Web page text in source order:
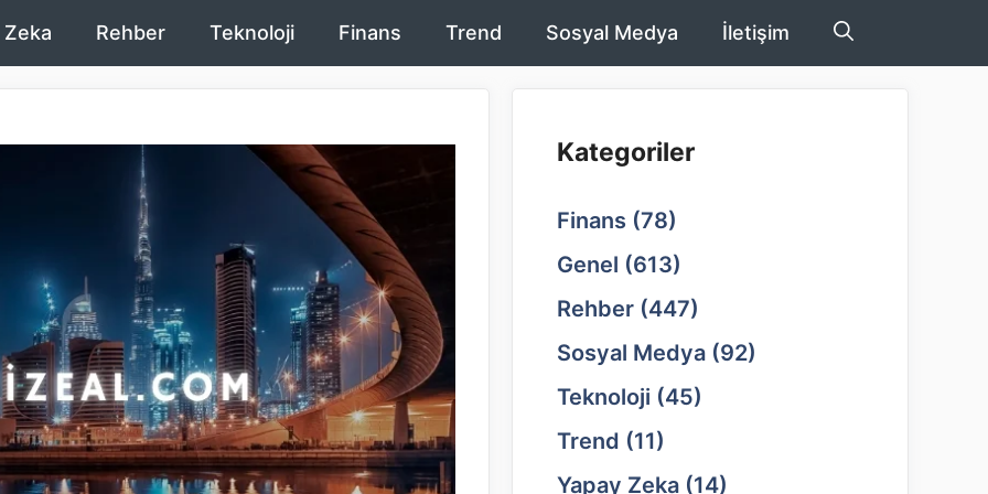
Zeka Rehber Teknoloji Finans Trend Sosyal Medya İletişim
Kategoriler
Finans (78)
Genel (613)
Rehber (447)
Sosyal Medya (92)
Teknoloji (45)
Trend (11)
Yapay Zeka (14)